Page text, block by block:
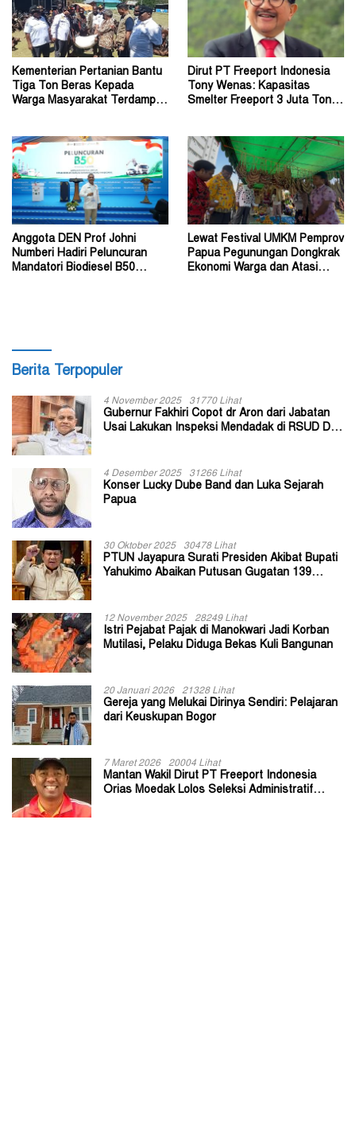
Kementerian Pertanian Bantu
Tiga Ton Beras Kepada
Warga Masyarakat Terdampak
Dirut PT Freeport Indonesia
Tony Wenas: Kapasitas
Smelter Freeport 3 Juta Ton
Anggota DEN Prof Johni
Numberi Hadiri Peluncuran
Mandatori Biodiesel B50
Lewat Festival UMKM Pemprov
Papua Pegunungan Dongkrak
Ekonomi Warga dan Atasi
Berita Terpopuler
4 November 2025 31770 Lihat
Gubernur Fakhiri Copot dr Aron dari Jabatan
Usai Lakukan Inspeksi Mendadak di RSUD Dok
4 Desember 2025 31266 Lihat
Konser Lucky Dube Band dan Luka Sejarah
Papua
30 Oktober 2025 30478 Lihat
PTUN Jayapura Surati Presiden Akibat Bupati
Yahukimo Abaikan Putusan Gugatan 139
12 November 2025 28249 Lihat
Istri Pejabat Pajak di Manokwari Jadi Korban
Mutilasi, Pelaku Diduga Bekas Kuli Bangunan
20 Januari 2026 21328 Lihat
Gereja yang Melukai Dirinya Sendiri: Pelajaran
dari Keuskupan Bogor
7 Maret 2026 20004 Lihat
Mantan Wakil Dirut PT Freeport Indonesia
Orias Moedak Lolos Seleksi Administratif